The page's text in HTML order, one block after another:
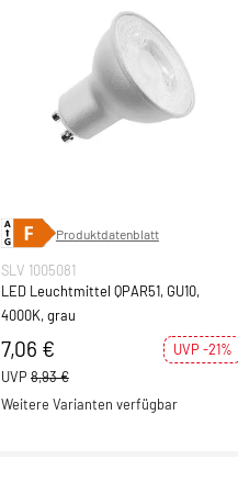
Produktdatenblatt
SLV 1005081
LED Leuchtmittel QPAR51, GU10,
4000K, grau
7,06 €
UVP -21%
UVP 8,93 €
Weitere Varianten verfügbar